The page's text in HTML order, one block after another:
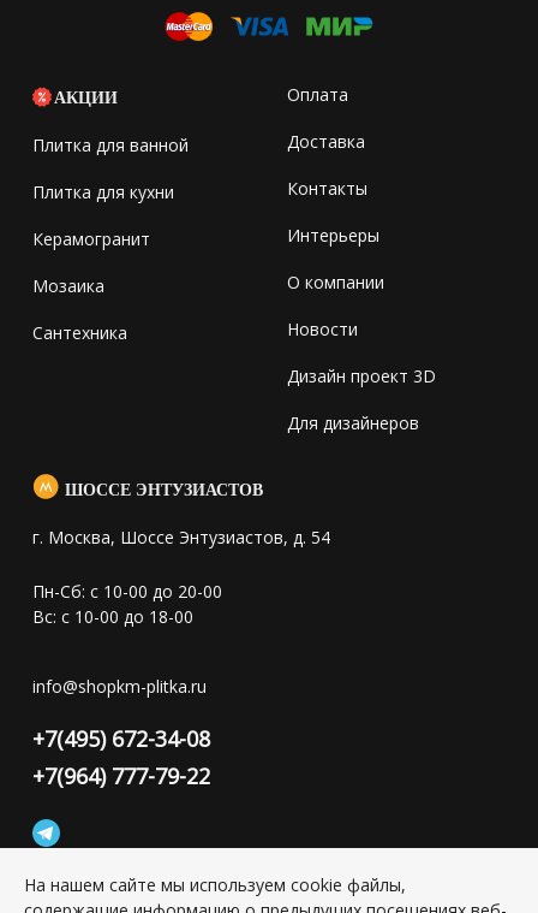
АКЦИИ
Плитка для ванной
Плитка для кухни
Керамогранит
Мозаика
Сантехника
Оплата
Доставка
Контакты
Интерьеры
О компании
Новости
Дизайн проект 3D
Для дизайнеров
ШОССЕ ЭНТУЗИАСТОВ
г. Москва, Шоссе Энтузиастов, д. 54
Пн-Сб: с 10-00 до 20-00
Вс: с 10-00 до 18-00
info@shopkm-plitka.ru
+7(495) 672-34-08
+7(964) 777-79-22
На нашем сайте мы используем cookie файлы,